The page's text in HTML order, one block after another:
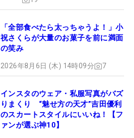
「全部食べたら太っちゃうよ！」小
祝さくらが大量のお菓子を前に満面
の笑み
2026年8月6日 (木) 14時09分 7
インスタのウェア・私服写真がバズ
りまくり “魅せ方の天才”吉田優利
のスカートスタイルにいいね！【フ
ァンが選ぶ神10】